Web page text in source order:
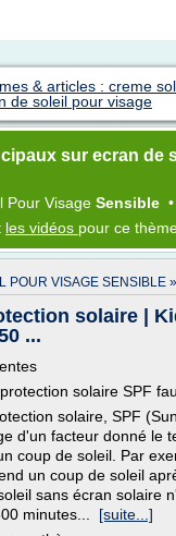
& articles : creme
de soleil pour visage
sur ecran de
Pour Visage Sensible •
les vidéos pour ce
POUR VISAGE SENSIBLE »
solaire |
...
solaire SPF
solaire, SPF
d'un facteur donné le
coup de soleil. Par
un coup de soleil
sans écran solaire
minutes... [suite...]